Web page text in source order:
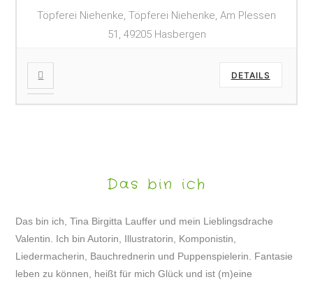
Töpferei Niehenke, Töpferei Niehenke, Am Plessen
51, 49205 Hasbergen
DETAILS
Das bin ich
Das bin ich, Tina Birgitta Lauffer und mein Lieblingsdrache
Valentin. Ich bin Autorin, Illustratorin, Komponistin,
Liedermacherin, Bauchrednerin und Puppenspielerin. Fantasie
leben zu können, heißt für mich Glück und ist (m)eine